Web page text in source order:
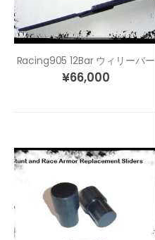
Racing905 12Bar ウィリーバー
¥66,000